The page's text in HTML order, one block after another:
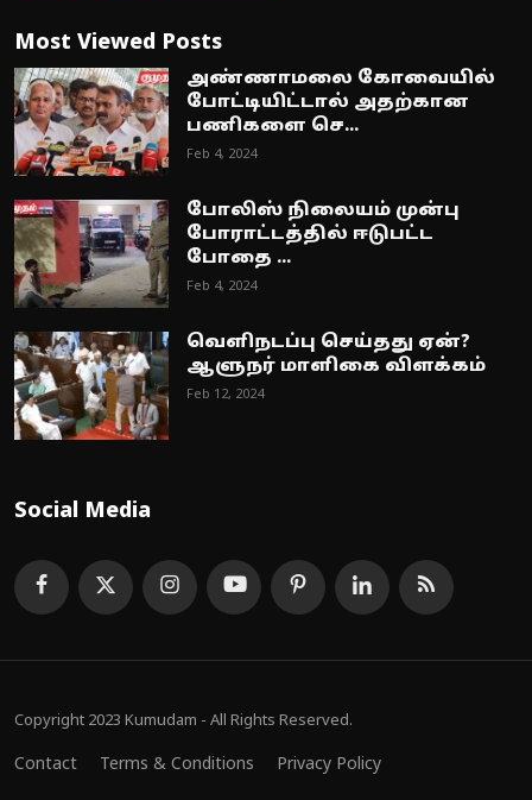
Most Viewed Posts
அண்ணாமலை கோவையில்
போட்டியிட்டால் அதற்கான
பணிகளை செ...
Feb 4, 2024
போலிஸ் நிலையம் முன்பு
போராட்டத்தில் ஈடுபட்ட
போதை ...
Feb 4, 2024
வெளிநடப்பு செய்தது ஏன்?
ஆளுநர் மாளிகை விளக்கம்
Feb 12, 2024
Social Media
Copyright 2023 Kumudam - All Rights Reserved.
Contact Terms & Conditions Privacy Policy